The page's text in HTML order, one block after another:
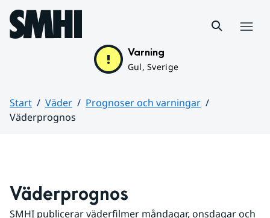
Hoppa till sidans innehåll
Varning
Gul, Sverige
Start Väder
Prognoser och varningar
Väderprognos
Väderprognos
SMHI publicerar väderfilmer måndagar, onsdagar och